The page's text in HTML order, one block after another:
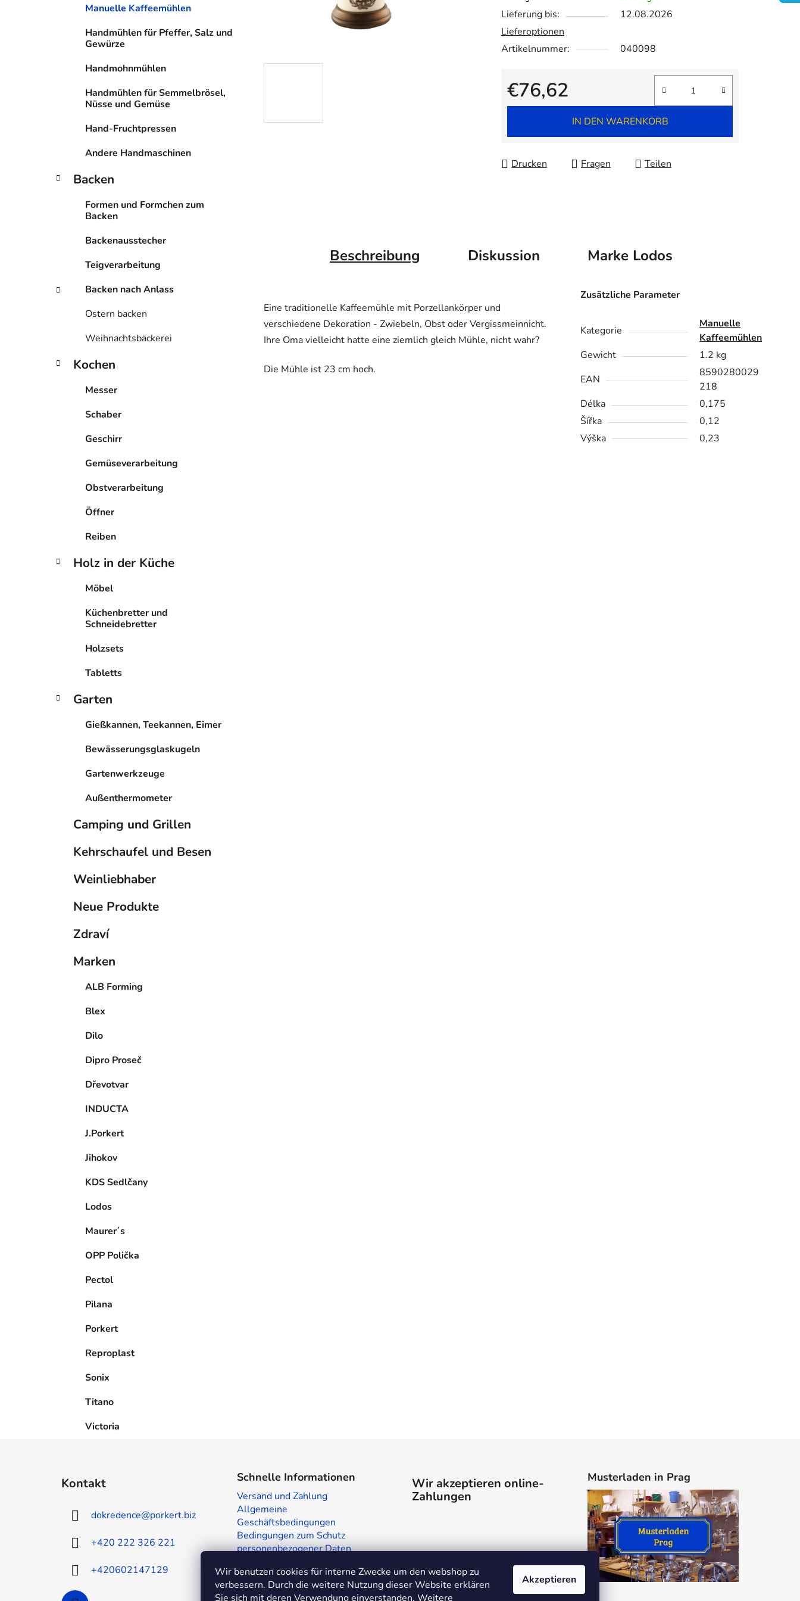
Wir benutzen cookies für interne Zwecke um den webshop zu
verbessern. Durch die weitere Nutzung dieser Website erklären
Sie sich mit deren Verwendung einverstanden. Weitere
Akzeptieren
Manuelle Kaffeemühlen
Handmühlen für Pfeffer, Salz und
Gewürze
Handmohnmühlen
Handmühlen für Semmelbrösel,
Nüsse und Gemüse
Hand-Fruchtpressen
Andere Handmaschinen
Backen
Formen und Formchen zum
Backen
Backenausstecher
Teigverarbeitung
Backen nach Anlass
Ostern backen
Weihnachtsbäckerei
Kochen
Messer
Schaber
Geschirr
Gemüseverarbeitung
Obstverarbeitung
Öffner
Reiben
Holz in der Küche
Möbel
Küchenbretter und
Schneidebretter
Holzsets
Tabletts
Garten
Gießkannen, Teekannen, Eimer
Bewässerungsglaskugeln
Gartenwerkzeuge
Außenthermometer
Camping und Grillen
Kehrschaufel und Besen
Weinliebhaber
Neue Produkte
Zdraví
Marken
ALB Forming
Blex
Dilo
Dipro Proseč
Dřevotvar
INDUCTA
J.Porkert
Jihokov
KDS Sedlčany
Lodos
Maurer´s
OPP Polička
Pectol
Pilana
Porkert
Reproplast
Sonix
Titano
Victoria
von
5
Sternen.
Lieferung bis:
12.08.2026
Lieferoptionen
Artikelnummer:
040098
€76,62
Verkaufspreis:
IN DEN WARENKORB
Drucken Fragen Teilen
Beschreibung Diskussion Marke Lodos
Eine traditionelle Kaffeemühle mit Porzellankörper und
verschiedene Dekoration - Zwiebeln, Obst oder Vergissmeinnicht.
Ihre Oma vielleicht hatte eine ziemlich gleich Mühle, nicht wahr?
Die Mühle ist 23 cm hoch.
Zusätzliche Parameter
Kategorie
Manuelle
Kaffeemühlen
Gewicht
1.2 kg
EAN
8590280029
218
Délka
0,175
Šířka
0,12
Výška
0,23
Kontakt
dokredence@porkert.biz
+420 222 326 221
+420602147129
Schnelle Informationen
Versand und Zahlung
Allgemeine
Geschäftsbedingungen
Bedingungen zum Schutz
personenbezogener Daten
Kontakte
Wir akzeptieren online-
Zahlungen
Musterladen in Prag